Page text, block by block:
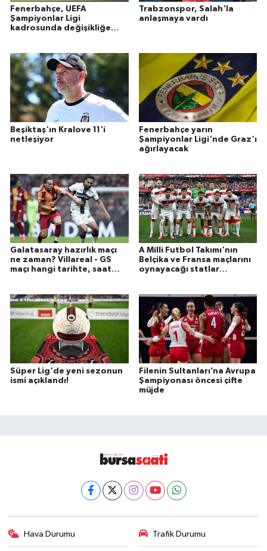
Fenerbahçe, UEFA
Şampiyonlar Ligi
kadrosunda değişikliğe
Trabzonspor, Salah'la
anlaşmaya vardı
Beşiktaş'ın Kralove 11'i
netleşiyor
Fenerbahçe yarın
Şampiyonlar Ligi'nde Graz'ı
ağırlayacak
Galatasaray hazırlık maçı
ne zaman? Villareal - GS
maçı hangi tarihte, saat
A Milli Futbol Takımı'nın
Belçika ve Fransa maçlarını
oynayacağı statlar
Süper Lig'de yeni sezonun
ismi açıklandı!
Filenin Sultanları’na Avrupa
Şampiyonası öncesi çifte
müjde
Hava Durumu Trafik Durumu